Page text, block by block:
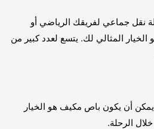
نقل جماعي لفريقك الرياضي أو
المثالي لك. يتسع لعدد كبير من
أن يكون باص مكيف هو الخيار
الرحلة.